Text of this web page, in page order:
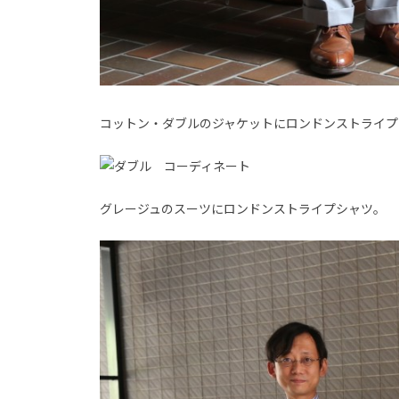
コットン・ダブルのジャケットにロンドンストライ
グレージュのスーツにロンドンストライプシャツ。